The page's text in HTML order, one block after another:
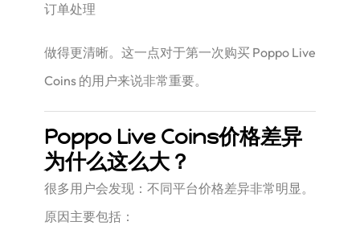
订单处理
做得更清晰。这一点对于第一次购买 Poppo Live
Coins 的用户来说非常重要。
Poppo Live Coins价格差异
为什么这么大？
很多用户会发现：不同平台价格差异非常明显。
原因主要包括：